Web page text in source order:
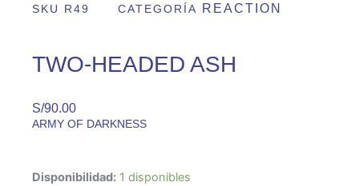
SKU R49 CATEGORÍA REACTION
TWO-HEADED ASH
S/90.00
ARMY OF DARKNESS
Disponibilidad: 1 disponibles
TWO-